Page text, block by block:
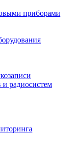
приборами
радиосистем